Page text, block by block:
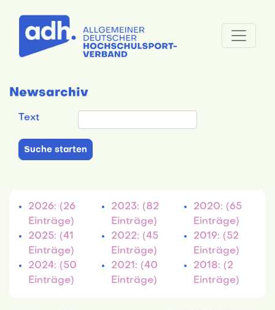
Newsarchiv
Text
2026: (26
Einträge)
2025: (41
Einträge)
2024: (50
Einträge)
2023: (82
Einträge)
2022: (45
Einträge)
2021: (40
Einträge)
2020: (65
Einträge)
2019: (52
Einträge)
2018: (2
Einträge)